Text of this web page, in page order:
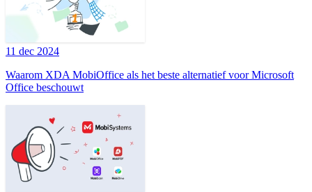
11 dec 2024
Waarom XDA MobiOffice als het beste alternatief voor Microsoft
Office beschouwt